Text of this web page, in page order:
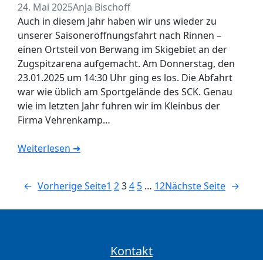
24. Mai 2025Anja Bischoff
Auch in diesem Jahr haben wir uns wieder zu
unserer Saisoneröffnungsfahrt nach Rinnen –
einen Ortsteil von Berwang im Skigebiet an der
Zugspitzarena aufgemacht. Am Donnerstag, den
23.01.2025 um 14:30 Uhr ging es los. Die Abfahrt
war wie üblich am Sportgelände des SCK. Genau
wie im letzten Jahr fuhren wir im Kleinbus der
Firma Vehrenkamp…
Weiterlesen ➜
← Vorherige Seite1 234 5 … 12Nächste Seite →
Kontakt